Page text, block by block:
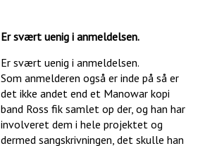
Er svært uenig i anmeldelsen.
Er svært uenig i anmeldelsen.
Som anmelderen også er inde på så er
det ikke andet end et Manowar kopi
band Ross fik samlet op der, og han har
involveret dem i hele projektet og
dermed sangskrivningen, det skulle han